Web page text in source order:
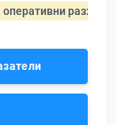
разходи